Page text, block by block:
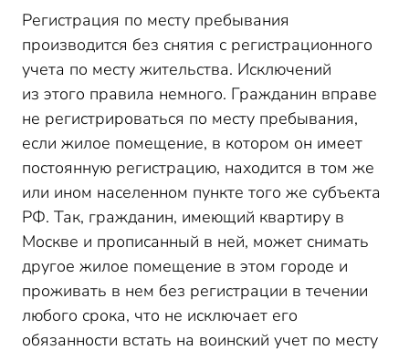
Регистрация по месту пребывания
производится без снятия с регистрационного
учета по месту жительства. Исключений
из этого правила немного. Гражданин вправе
не регистрироваться по месту пребывания,
если жилое помещение, в котором он имеет
постоянную регистрацию, находится в том же
или ином населенном пункте того же субъекта
РФ. Так, гражданин, имеющий квартиру в
Москве и прописанный в ней, может снимать
другое жилое помещение в этом городе и
проживать в нем без регистрации в течении
любого срока, что не исключает его
обязанности встать на воинский учет по месту